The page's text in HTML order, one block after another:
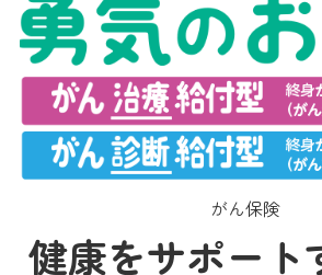
がん保険
健康をサポート